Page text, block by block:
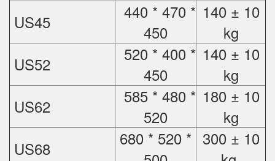
US45
440 * 470 *
450
140 ± 10
kg
US52
520 * 400 *
450
140 ± 10
kg
US62
585 * 480 *
520
180 ± 10
kg
US68
680 * 520 * 300 ± 10